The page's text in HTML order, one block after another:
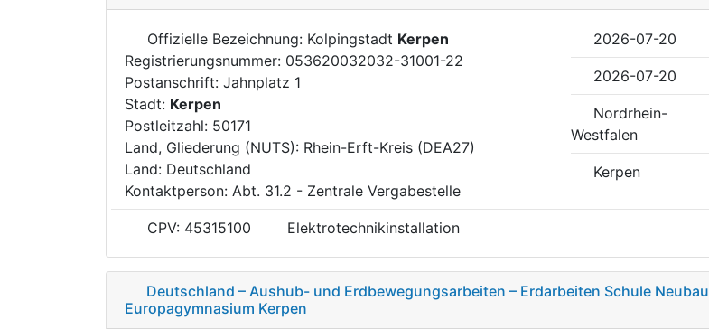
Offizielle Bezeichnung: Kolpingstadt Kerpen
Registrierungsnummer: 053620032032-31001-22
Postanschrift: Jahnplatz 1
Stadt: Kerpen
Postleitzahl: 50171
Land, Gliederung (NUTS): Rhein-Erft-Kreis (DEA27)
Land: Deutschland
Kontaktperson: Abt. 31.2 - Zentrale Vergabestelle
2026-07-20
2026-07-20
Nordrhein-
Westfalen
Kerpen
CPV: 45315100 Elektrotechnikinstallation
Deutschland – Aushub- und Erdbewegungsarbeiten – Erdarbeiten Schule Neubau
Europagymnasium Kerpen